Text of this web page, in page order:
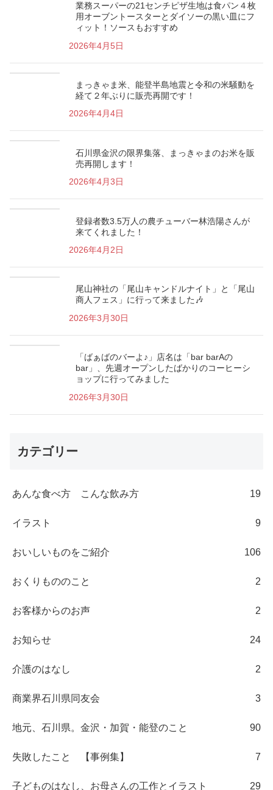
業務スーパーの21センチピザ生地は食パン４枚
用オーブントースターとダイソーの黒い皿にフ
ィット！ソースもおすすめ
2026年4月5日
まっきゃま米、能登半島地震と令和の米騒動を
経て２年ぶりに販売再開です！
2026年4月4日
石川県金沢の限界集落、まっきゃまのお米を販
売再開します！
2026年4月3日
登録者数3.5万人の農チューバー林浩陽さんが
来てくれました！
2026年4月2日
尾山神社の「尾山キャンドルナイト」と「尾山
商人フェス」に行って来ました🎶
2026年3月30日
「ばぁばのバーよ♪」店名は「bar barAの
bar」、先週オープンしたばかりのコーヒーシ
ョップに行ってみました
2026年3月30日
カテゴリー
あんな食べ方 こんな飲み方 19
イラスト 9
おいしいものをご紹介 106
おくりもののこと 2
お客様からのお声 2
お知らせ 24
介護のはなし 2
商業界石川県同友会 3
地元、石川県。金沢・加賀・能登のこと 90
失敗したこと 【事例集】 7
子どものはなし、お母さんの工作とイラスト 29